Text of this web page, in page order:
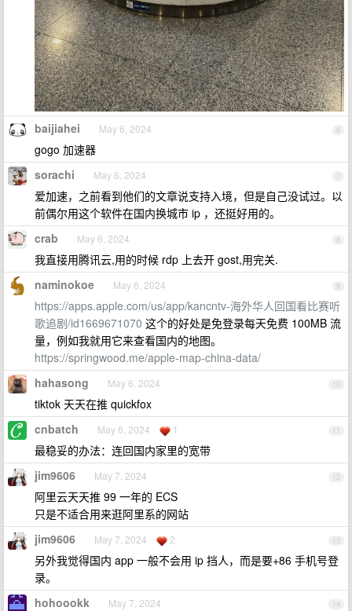
6
baijiahei May 6, 2024
gogo 加速器
7
sorachi May 6, 2024
爱加速，之前看到他们的文章说支持入境，但是自己没试过。以
前偶尔用这个软件在国内换城市 ip ，还挺好用的。
8
crab May 6, 2024
我直接用腾讯云,用的时候 rdp 上去开 gost,用完关.
9
naminokoe May 6, 2024
https://apps.apple.com/us/app/kancntv-海外华人回国看比赛听
歌追剧/id1669671070 这个的好处是免登录每天免费 100MB 流
量，例如我就用它来查看国内的地图。
https://springwood.me/apple-map-china-data/
10
hahasong May 6, 2024
tiktok 天天在推 quickfox
11
cnbatch May 6, 2024 1
最稳妥的办法：连回国内家里的宽带
12
jim9606 May 7, 2024
阿里云天天推 99 一年的 ECS
只是不适合用来逛阿里系的网站
13
jim9606 May 7, 2024 2
另外我觉得国内 app 一般不会用 ip 挡人，而是要+86 手机号登
录。
14
hohoookk May 7, 2024